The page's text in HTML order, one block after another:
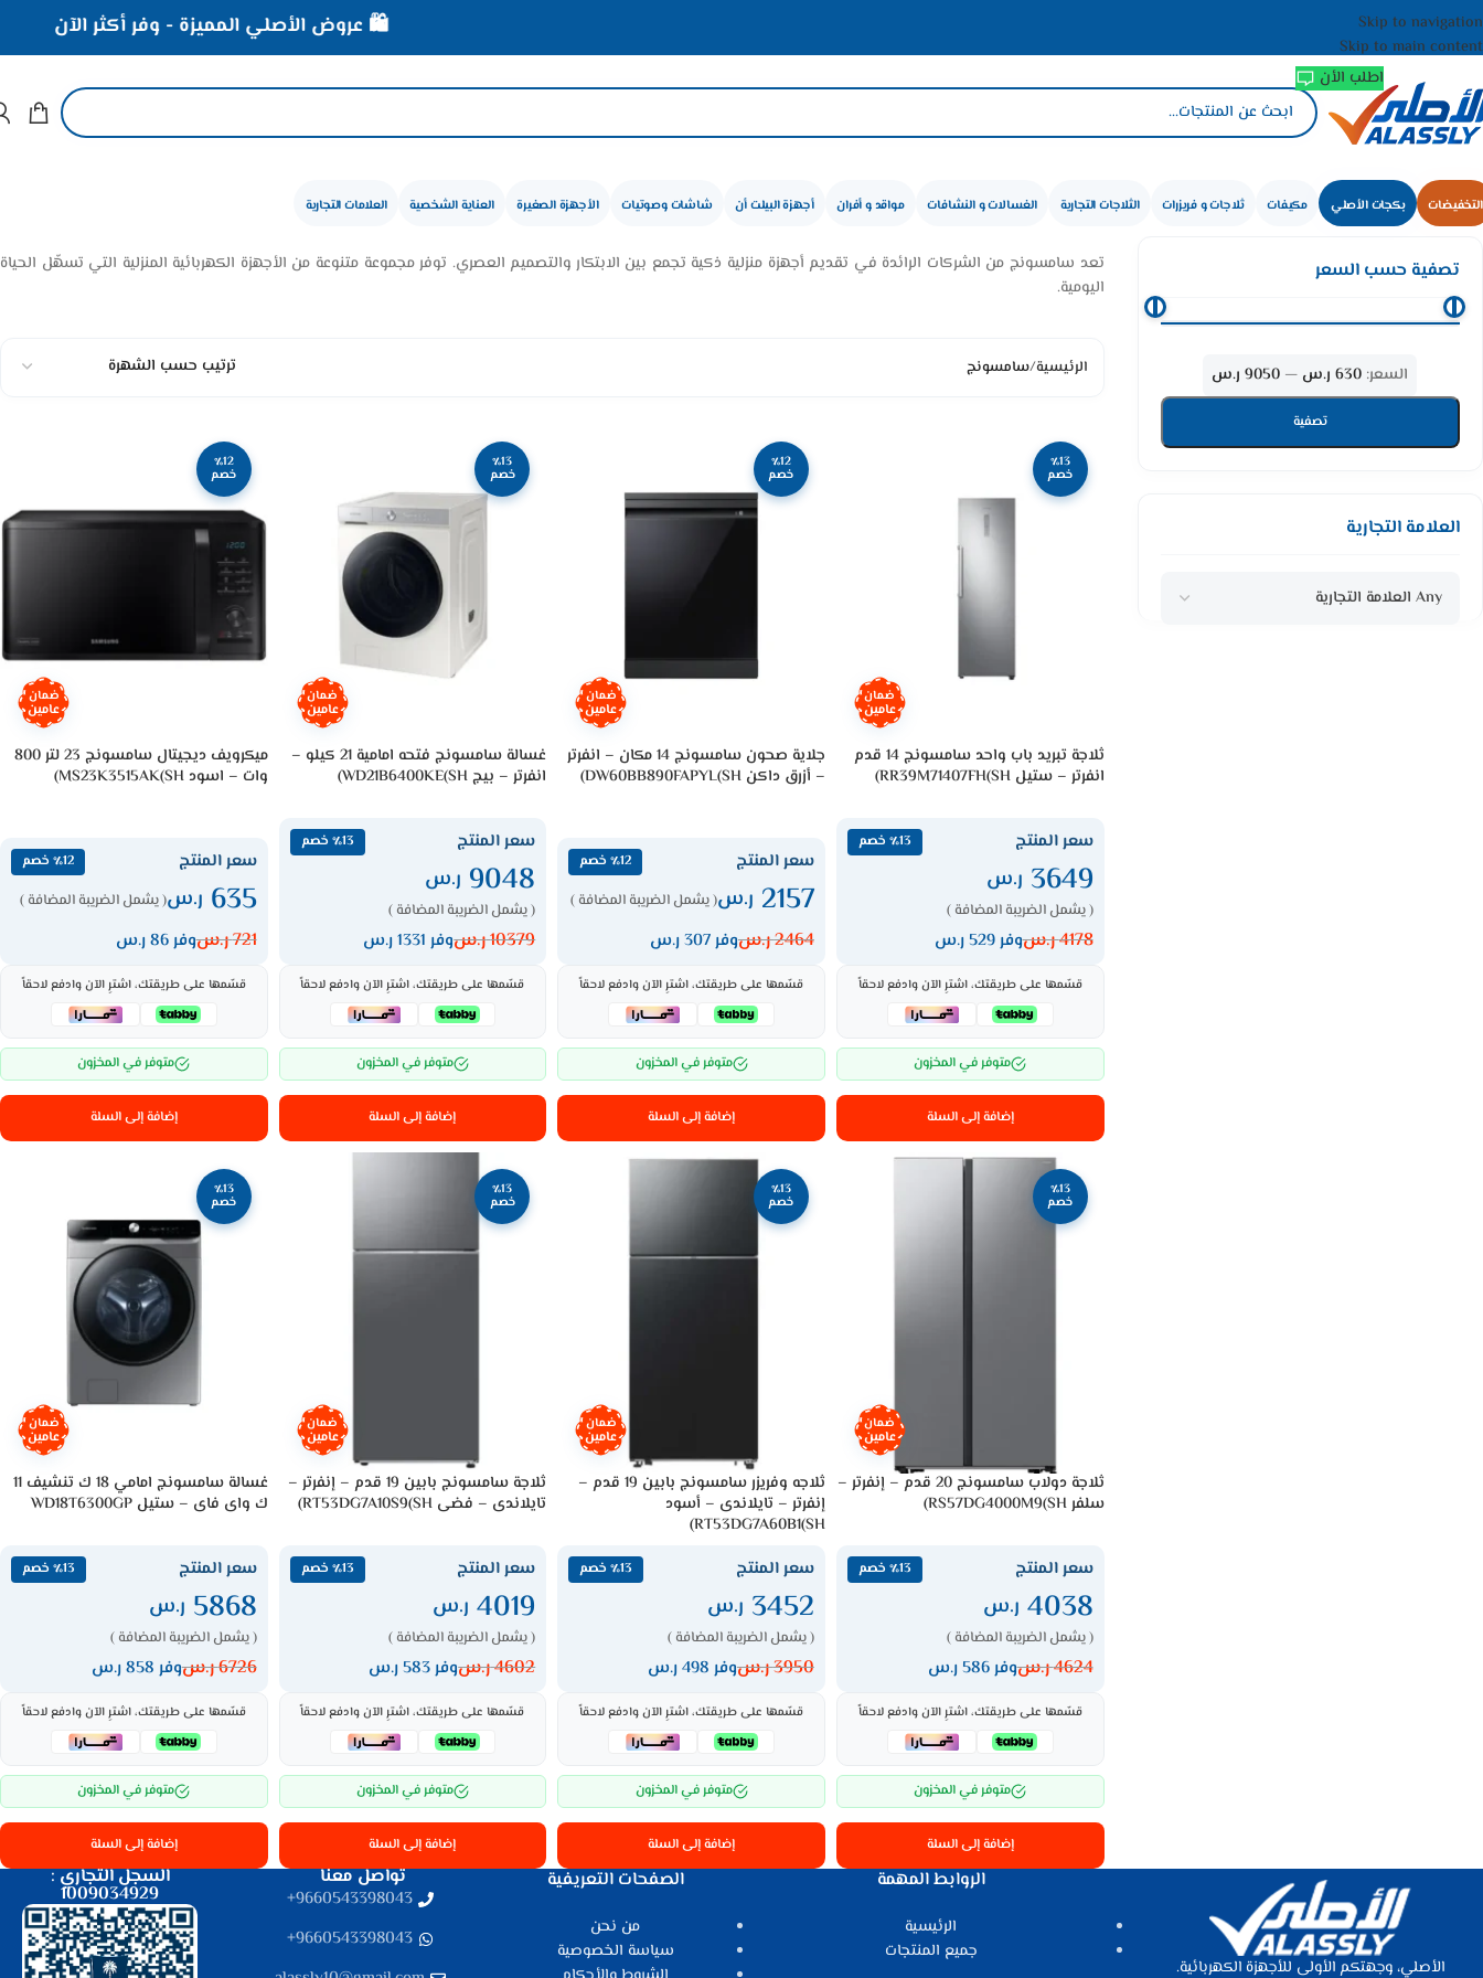
Skip to navigation
Skip to main content
اطلب الأن
التخفيضات بكجات الأصلي مكيفات ثلاجات و فريزرات الثلاجات التجارية الغسالات و النشافات مواقد و أفران أجهزة البيلت أن شاشات وصوتيات الأجهزة الصغيرة العناية الشخصية العلامات التجارية
تصفية حسب السعر
تصفية
السعر: 630 ر.س — 9050 ر.س
العلامة التجارية
Any العلامة التجارية
تعد سامسونج من الشركات الرائدة في تقديم أجهزة منزلية ذكية تجمع بين الابتكار والتصميم العصري. توفر مجموعة متنوعة من الأجهزة الكهربائية المنزلية التي تسهّل الحياة
اليومية.
الرئيسية/سامسونج
٪13
خصم
ضمان
عامين
ثلاجة تبريد باب واحد سامسونج 14 قدم
انفرتر – ستيل RR39M71407FH(SH)
سعر المنتج ٪13 خصم
3649 ر.س
( يشمل الضريبة المضافة )
4178ر.سوفر 529 ر.س
قسّمها على طريقتك، اشترِ الآن وادفع لاحقاً
متوفر في المخزون
إضافة إلى السلة
٪12
خصم
ضمان
عامين
جلاية صحون سامسونج 14 مكان – انفرتر
– أزرق داكن DW60BB890FAPYL(SH)
سعر المنتج ٪12 خصم
2157 ر.س( يشمل الضريبة المضافة )
2464ر.سوفر 307 ر.س
قسّمها على طريقتك، اشترِ الآن وادفع لاحقاً
متوفر في المخزون
إضافة إلى السلة
٪13
خصم
ضمان
عامين
غسالة سامسونج فتحه امامية 21 كيلو –
انفرتر – بيج WD21B6400KE(SH)
سعر المنتج ٪13 خصم
9048 ر.س
( يشمل الضريبة المضافة )
10379ر.سوفر 1331 ر.س
قسّمها على طريقتك، اشترِ الآن وادفع لاحقاً
متوفر في المخزون
إضافة إلى السلة
٪12
خصم
ضمان
عامين
ميكرويف ديجيتال سامسونج 23 لتر 800
وات – اسود MS23K3515AK(SH)
سعر المنتج ٪12 خصم
635 ر.س( يشمل الضريبة المضافة )
721ر.سوفر 86 ر.س
قسّمها على طريقتك، اشترِ الآن وادفع لاحقاً
متوفر في المخزون
إضافة إلى السلة
٪13
خصم
ضمان
عامين
ثلاجة دولاب سامسونج 20 قدم – إنفرتر –
سلفر RS57DG4000M9(SH)
سعر المنتج ٪13 خصم
4038 ر.س
( يشمل الضريبة المضافة )
4624ر.سوفر 586 ر.س
قسّمها على طريقتك، اشترِ الآن وادفع لاحقاً
متوفر في المخزون
إضافة إلى السلة
٪13
خصم
ضمان
عامين
ثلاجه وفريزر سامسونج بابين 19 قدم –
إنفرتر – تايلاندى – أسود
RT53DG7A60B1(SH)
سعر المنتج ٪13 خصم
3452 ر.س
( يشمل الضريبة المضافة )
3950ر.سوفر 498 ر.س
قسّمها على طريقتك، اشترِ الآن وادفع لاحقاً
متوفر في المخزون
إضافة إلى السلة
٪13
خصم
ضمان
عامين
ثلاجة سامسونج بابين 19 قدم – إنفرتر –
تايلاندى – فضى RT53DG7A10S9(SH)
سعر المنتج ٪13 خصم
4019 ر.س
( يشمل الضريبة المضافة )
4602ر.سوفر 583 ر.س
قسّمها على طريقتك، اشترِ الآن وادفع لاحقاً
متوفر في المخزون
إضافة إلى السلة
٪13
خصم
ضمان
عامين
غسالة سامسونج امامي 18 ك تنشيف 11
ك واى فاى – ستيل WD18T6300GP
سعر المنتج ٪13 خصم
5868 ر.س
( يشمل الضريبة المضافة )
6726ر.سوفر 858 ر.س
قسّمها على طريقتك، اشترِ الآن وادفع لاحقاً
متوفر في المخزون
إضافة إلى السلة
الأصلي، وجهتكم الأولى للأجهزة الكهربائية.
الروابط المهمة
الرئيسية
جميع المنتجات
الصفحات التعريفية
من نحن
سياسة الخصوصية
تواصل معنا
9660543398043⁩+
9660543398043⁩+
السجل التجاري :
1009034929
🛍️ عروض الأصلي المميزة - وفر أكثر الآن